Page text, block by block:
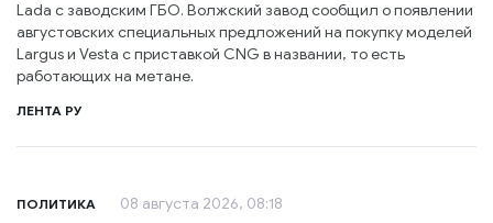
Lada с заводским ГБО. Волжский завод сообщил о появлении
августовских специальных предложений на покупку моделей
Largus и Vesta с приставкой CNG в названии, то есть
работающих на метане.
ЛЕНТА РУ
ПОЛИТИКА 08 августа 2026, 08:18